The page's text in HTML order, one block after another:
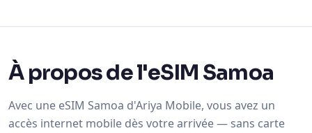
À propos de l'eSIM Samoa
Avec une eSIM Samoa d'Ariya Mobile, vous avez un
accès internet mobile dès votre arrivée — sans carte